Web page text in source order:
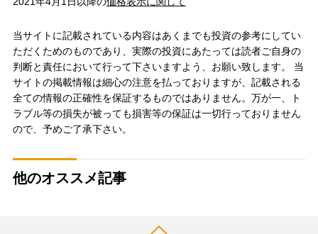
当サイトに記載されている内容はあくまでも投資の参考にしてい
ただくためのものであり、実際の投資にあたっては読者ご自身の
判断と責任において行って下さいますよう、お願い致します。 当
サイトの掲載情報は細心の注意を払っておりますが、記載される
全ての情報の正確性を保証するものではありません。万が一、ト
ラブル等の損失が被っても損害等の保証は一切行っておりません
ので、予めご了承下さい。
他のオススメ記事